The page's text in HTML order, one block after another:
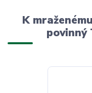
K
povinný